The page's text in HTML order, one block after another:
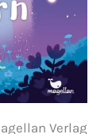
Verlag